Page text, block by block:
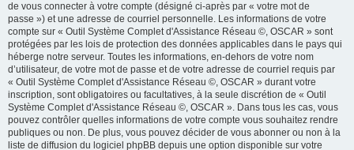
de vous connecter à votre compte (désigné ci-après par « votre mot de
passe ») et une adresse de courriel personnelle. Les informations de votre
compte sur « Outil Système Complet d'Assistance Réseau ©, OSCAR » sont
protégées par les lois de protection des données applicables dans le pays qui
héberge notre serveur. Toutes les informations, en-dehors de votre nom
d’utilisateur, de votre mot de passe et de votre adresse de courriel requis par
« Outil Système Complet d'Assistance Réseau ©, OSCAR » durant votre
inscription, sont obligatoires ou facultatives, à la seule discrétion de « Outil
Système Complet d'Assistance Réseau ©, OSCAR ». Dans tous les cas, vous
pouvez contrôler quelles informations de votre compte vous souhaitez rendre
publiques ou non. De plus, vous pouvez décider de vous abonner ou non à la
liste de diffusion du logiciel phpBB depuis une option disponible sur votre